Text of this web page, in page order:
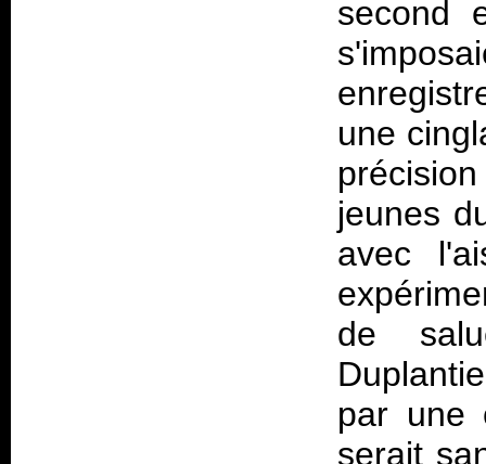
une
jeunes
avec
de
par une
serait